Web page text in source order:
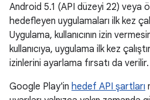
Android 5.1 (API düzeyi 22) veya
hedefleyen uygulamaları ilk kez
Uygulama, kullanıcının izin
kullanıcıya, uygulama ilk kez
izinlerini ayarlama fırsatı da verilir.
Google Play'in hedef API şartları